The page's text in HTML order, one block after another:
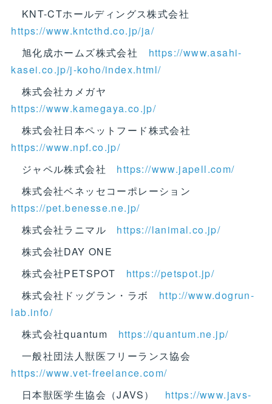
KNT-CTホールディングス株式会社
https://www.kntcthd.co.jp/ja/
旭化成ホームズ株式会社 https://www.asahi-
kasei.co.jp/j-koho/index.html/
株式会社カメガヤ
https://www.kamegaya.co.jp/
株式会社日本ペットフード株式会社
https://www.npf.co.jp/
ジャペル株式会社 https://www.japell.com/
株式会社ベネッセコーポレーション
https://pet.benesse.ne.jp/
株式会社ラニマル https://lanimal.co.jp/
株式会社DAY ONE
株式会社PETSPOT https://petspot.jp/
株式会社ドッグラン・ラボ http://www.dogrun-
lab.info/
株式会社quantum https://quantum.ne.jp/
一般社団法人獣医フリーランス協会
https://www.vet-freelance.com/
日本獣医学生協会（JAVS） https://www.javs-